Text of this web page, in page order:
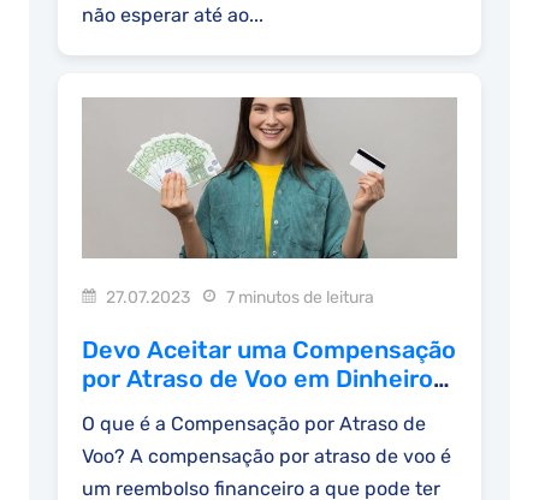
não esperar até ao...
27.07.2023 7 minutos de leitura
Devo Aceitar uma Compensação
por Atraso de Voo em Dinheiro
O que é a Compensação por Atraso de
Voo? A compensação por atraso de voo é
um reembolso financeiro a que pode ter